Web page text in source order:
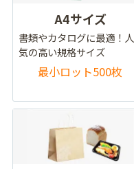
A4サイズ
書類やカタログに最適！人
気の高い規格サイズ
最小ロット500枚